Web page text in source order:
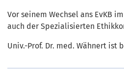
Vor seinem Wechsel ans EvKB
auch der Spezialisierten
Univ.-Prof. Dr. med. Wähnert